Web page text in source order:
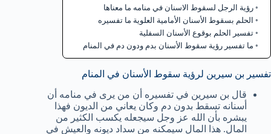
رؤية الرجل لسقوط الاسنان في منامه ما معناها
الحلم بسقوط الأسنان الأمامية العلوية ما تفسيره
تفسير الحلم بوقوع الأسنان السفلية
ما تفسير رؤية سقوط الأسنان بدم ودون دم في المنام
تفسير بن سيرين لرؤية سقوط الأسنان في المنام
قال بن سيرين في تفسيره أن من يرى في منامه أن
أسنانه تسقط بدون دم وكان يعاني من الديون فهذا
يبشره بأن الله عز وجل سيجعله يكسب الكثير من
المال. هذا المال سيمكنه من سداد ديونه والعيش في